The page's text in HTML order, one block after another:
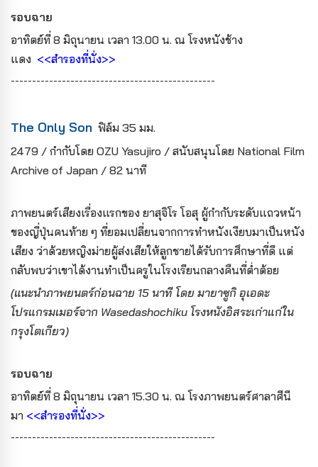
รอบฉาย
อาทิตย์ที่ 8 มิถุนายน เวลา 13.00 น. ณ โรงหนังช้าง
แดง <<สำรองที่นั่ง>>
------------------------------------------------
The Only Son ฟิล์ม 35 มม.
2479 / กำกับโดย OZU Yasujiro / สนับสนุนโดย National Film
Archive of Japan / 82 นาที
ภาพยนตร์เสียงเรื่องแรกของ ยาสุจิโร โอสุ ผู้กำกับระดับแถวหน้า
ของญี่ปุ่นคนท้าย ๆ ที่ยอมเปลี่ยนจากการทำหนังเงียบมาเป็นหนัง
เสียง ว่าด้วยหญิงม่ายผู้ส่งเสียให้ลูกชายได้รับการศึกษาที่ดี แต่
กลับพบว่าเขาได้งานทำเป็นครูในโรงเรียนกลางคืนที่ต่ำต้อย
(แนะนำภาพยนตร์ก่อนฉาย 15 นาที โดย มายาซูกิ อุเอดะ
โปรแกรมเมอร์จาก Wasedashochiku โรงหนังอิสระเก่าแก่ใน
กรุงโตเกียว)
รอบฉาย
อาทิตย์ที่ 8 มิถุนายน เวลา 15.30 น. ณ โรงภาพยนตร์ศาลาศีนี
มา <<สำรองที่นั่ง>>
------------------------------------------------